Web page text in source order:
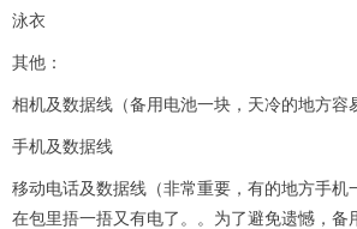
泳衣
其他：
相机及数据线（备用电池一块，天冷的地方容
手机及数据线
移动电话及数据线（非常重要，有的地方手机
在包里捂一捂又有电了。。为了避免遗憾，备